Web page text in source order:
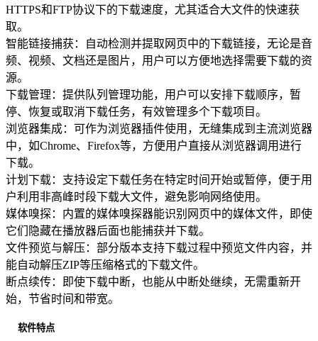
HTTPS和FTP协议下的下载速度，尤其适合大文件的快速获
取。
智能链接捕获：自动检测并提取网页中的下载链接，无论是音
频、视频、文档还是图片，用户可以方便地选择需要下载的资
源。
下载管理：提供队列管理功能，用户可以安排下载顺序，暂
停、恢复或取消下载任务，有效管理多个下载项目。
浏览器集成：可作为浏览器插件使用，无缝集成到主流浏览器
中，如Chrome、Firefox等，方便用户直接从浏览器调用进行
下载。
计划下载：支持设定下载任务在特定时间开始或暂停，便于用
户利用非高峰时段下载大文件，避免影响网络使用。
媒体嗅探：内置的媒体嗅探器能识别网页中的媒体文件，即使
它们隐藏在播放器后面也能捕获并下载。
文件预览与解压：部分版本支持下载过程中预览文件内容，并
能自动解压ZIP等压缩格式的下载文件。
断点续传：即使下载中断，也能从中断处继续，无需重新开
始，节省时间和带宽。
软件特点